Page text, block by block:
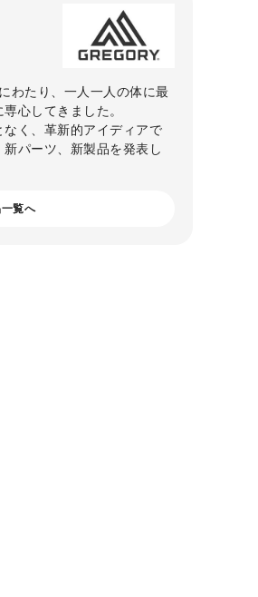
わたり、一人一人の体に最
心してきました。
く、革新的アイディアで
パーツ、新製品を発表し
覧へ